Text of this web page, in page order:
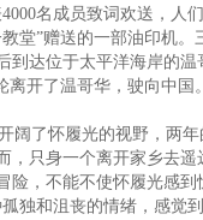
名成员致词欢送，人
堂”赠送的一部油印机。
到达位于太平洋海岸的温
离开了温哥华，驶向中国。
阔了怀履光的视野，两年
，只身一个离开家乡去遥
险，不能不使怀履光感
独和沮丧的情绪，感觉